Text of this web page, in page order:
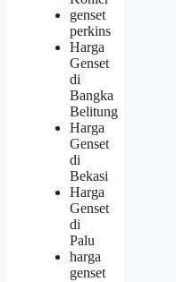
genset
perkins
Harga
Genset
di
Bangka
Belitung
Harga
Genset
di
Bekasi
Harga
Genset
di
Palu
harga
genset